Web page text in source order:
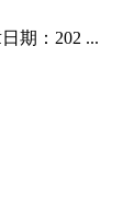
期：202 ...